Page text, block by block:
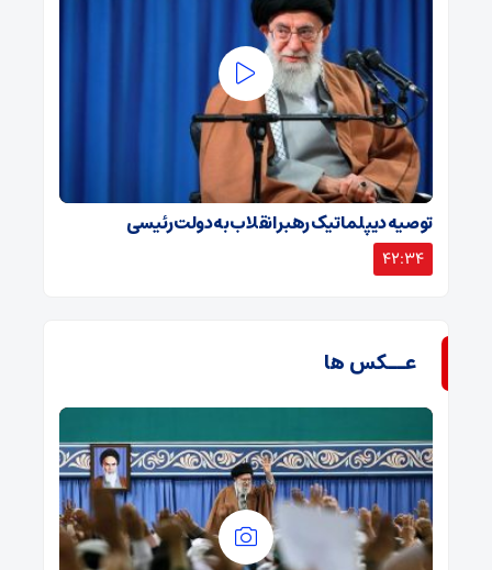
توصیه دیپلماتیک رهبر انقلاب به دولت رئیسی
42:34
عــکس ها